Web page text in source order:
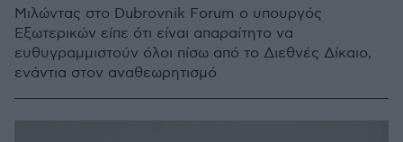
Μιλώντας στο Dubrovnik Forum ο υπουργός
Εξωτερικών είπε ότι είναι απαραίτητο να
ευθυγραμμιστούν όλοι πίσω από το Διεθνές Δίκαιο,
ενάντια στον αναθεωρητισμό